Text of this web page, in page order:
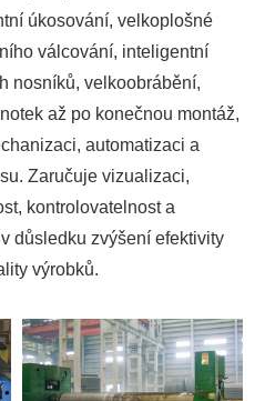
úkosování, velkoplošné
válcování, inteligentní
nosníků, velkoobrábění,
až po konečnou montáž,
automatizaci a
Zaručuje vizualizaci,
kontrolovatelnost a
důsledku zvýšení efektivity
výrobků.